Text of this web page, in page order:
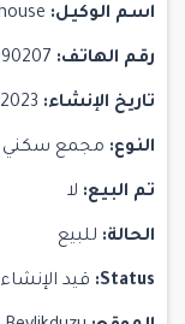
اسم الوكيل:
رقم الهاتف:
تاريخ الإنشاء:
النوع: مجمع سكني
تم البيع:
الحالة:
Status: قيد الإنشاء